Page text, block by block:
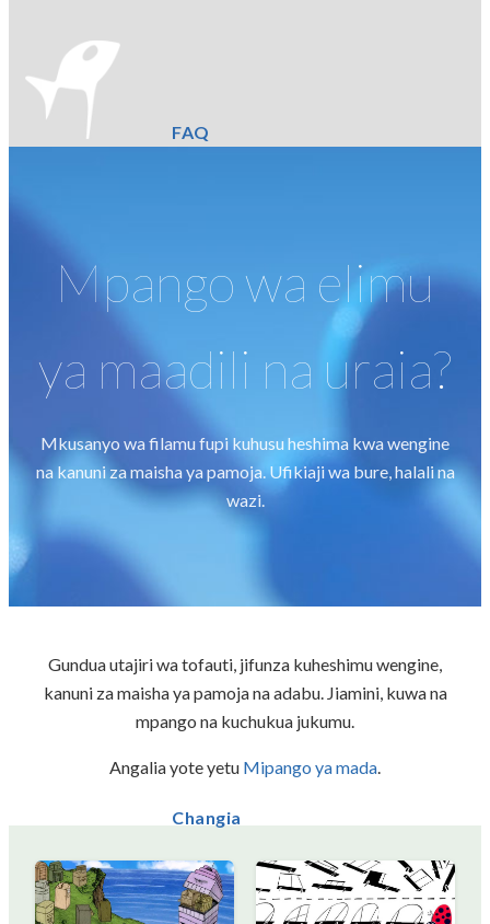
FAQ
Changia
Mpango wa elimu
ya maadili na uraia?
Mkusanyo wa filamu fupi kuhusu heshima kwa wengine
na kanuni za maisha ya pamoja. Ufikiaji wa bure, halali na
wazi.
Gundua utajiri wa tofauti, jifunza kuheshimu wengine,
kanuni za maisha ya pamoja na adabu. Jiamini, kuwa na
mpango na kuchukua jukumu.
Angalia yote yetu Mipango ya mada.